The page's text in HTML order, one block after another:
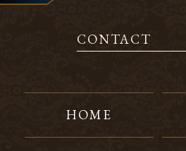
CONTACT
HOME